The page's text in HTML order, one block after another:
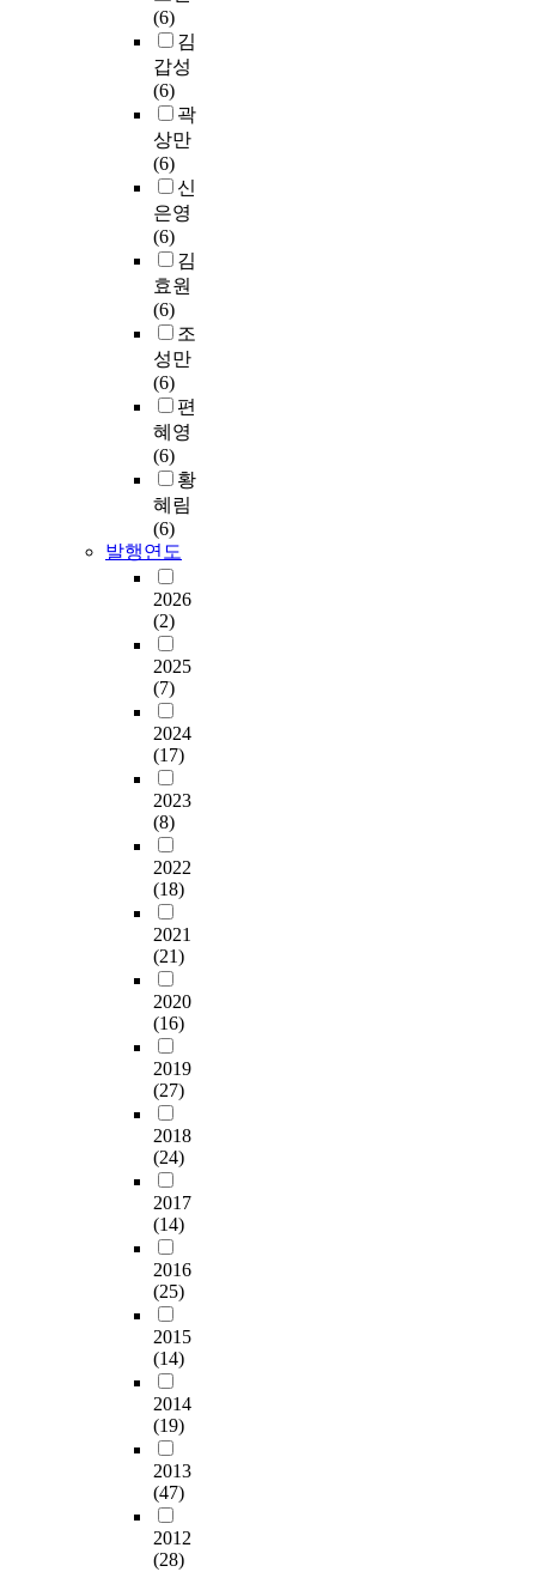
(6)
김
갑성
(6)
곽
상만
(6)
신
은영
(6)
김
효원
(6)
조
성만
(6)
편
혜영
(6)
황
혜림
(6)
발행연도
2026
(2)
2025
(7)
2024
(17)
2023
(8)
2022
(18)
2021
(21)
2020
(16)
2019
(27)
2018
(24)
2017
(14)
2016
(25)
2015
(14)
2014
(19)
2013
(47)
2012
(28)